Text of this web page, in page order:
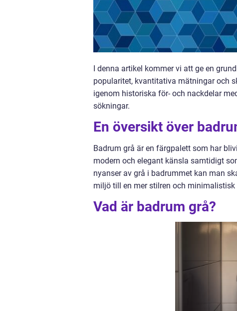
I denna artikel kommer vi att ge en
popularitet, kvantitativa mätningar och
igenom historiska för- och nackdelar
sökningar.
En översikt över
Badrum grå är en färgpalett som har
modern och elegant känsla samtidigt
nyanser av grå i badrummet kan man
miljö till en mer stilren och minimalistisk
Vad är badrum grå?